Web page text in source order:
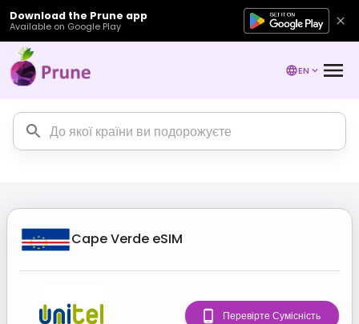
Download the Prune app
Available on Google Play
EN
Cape Verde eSIM
Перевірте Сумісність